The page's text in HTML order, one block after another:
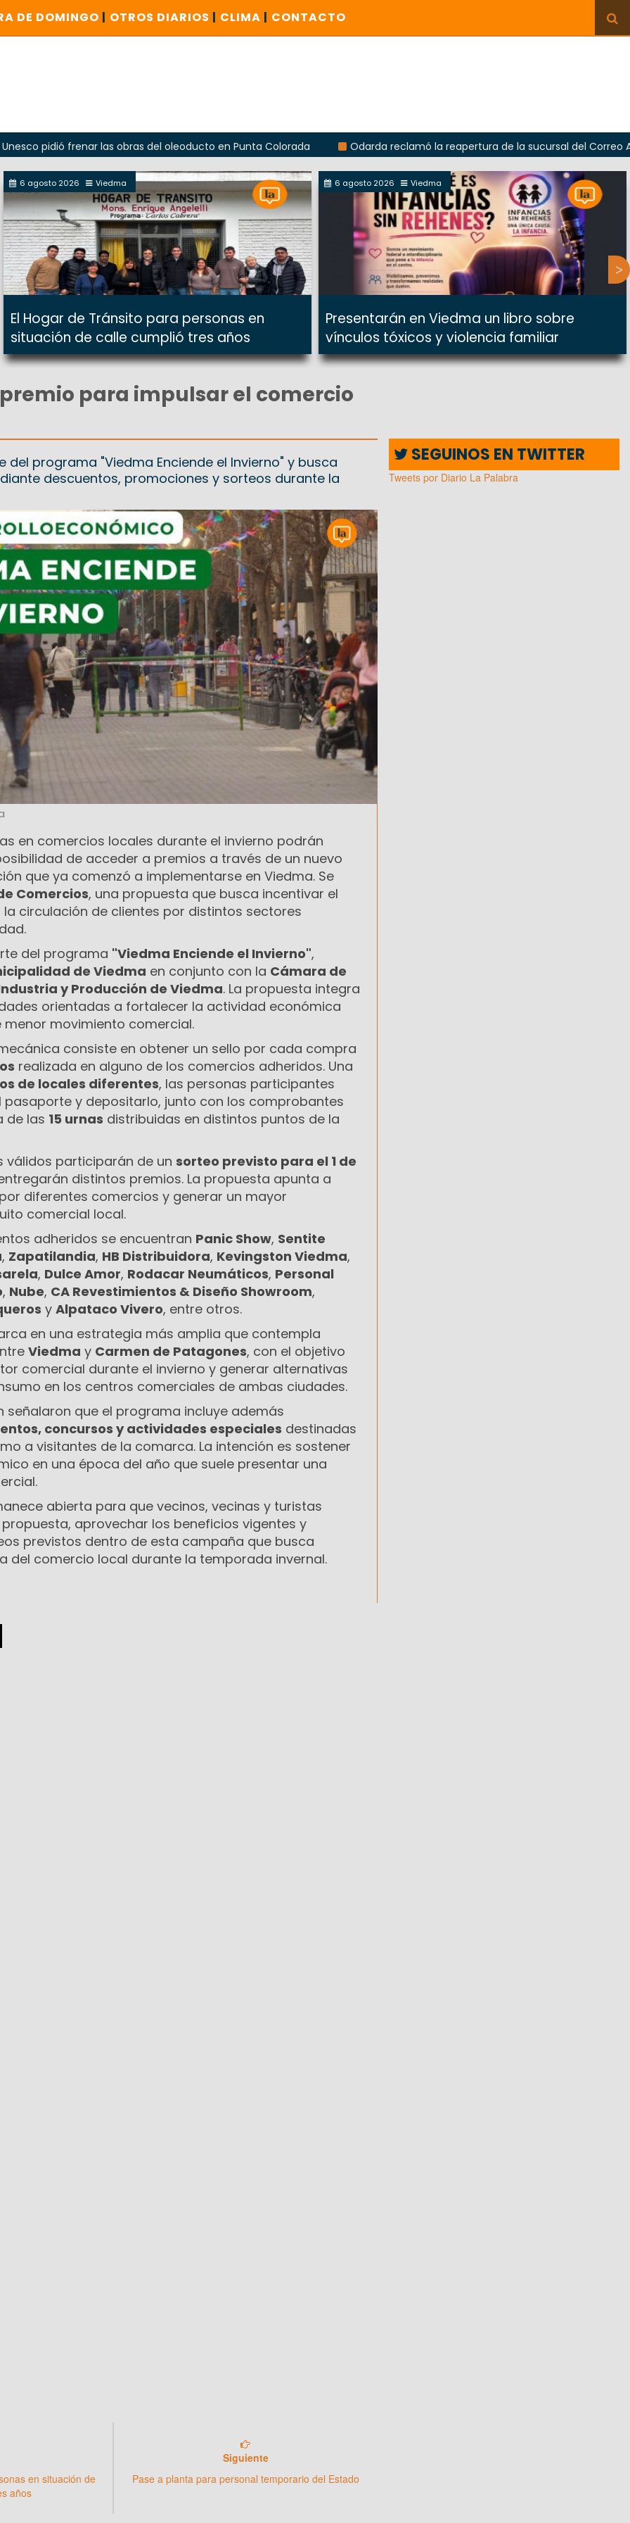
DE DOMINGO | OTROS DIARIOS | CLIMA | CONTACTO
frenar las obras del oleoducto en Punta Colorada
Odarda reclamó la reapertura de la sucursal del Correo Argentino
6 agosto 2026 Viedma
El Hogar de Tránsito para personas en
situación de calle cumplió tres años
6 agosto 2026 Viedma
Presentarán en Viedma un libro sobre
vínculos tóxicos y violencia familiar
para impulsar el comercio
del programa "Viedma Enciende el Invierno" y busca
descuentos, promociones y sorteos durante la
en comercios locales durante el invierno podrán
de acceder a premios a través de un nuevo
que ya comenzó a implementarse en Viedma. Se
Comercios, una propuesta que busca incentivar el
circulación de clientes por distintos sectores
del programa "Viedma Enciende el Invierno",
de Viedma en conjunto con la Cámara de
y Producción de Viedma. La propuesta integra
orientadas a fortalecer la actividad económica
menor movimiento comercial.
consiste en obtener un sello por cada compra
realizada en alguno de los comercios adheridos. Una
de locales diferentes, las personas participantes
y depositarlo, junto con los comprobantes
de las 15 urnas distribuidas en distintos puntos de la
válidos participarán de un sorteo previsto para el 1 de
distintos premios. La propuesta apunta a
diferentes comercios y generar un mayor
comercial local.
adheridos se encuentran Panic Show, Sentite
, Zapatilandia, HB Distribuidora, Kevingston Viedma,
, Dulce Amor, Rodacar Neumáticos, Personal
, Nube, CA Revestimientos & Diseño Showroom,
y Alpataco Vivero, entre otros.
en una estrategia más amplia que contempla
Viedma y Carmen de Patagones, con el objetivo
comercial durante el invierno y generar alternativas
en los centros comerciales de ambas ciudades.
señalaron que el programa incluye además
concursos y actividades especiales destinadas
a visitantes de la comarca. La intención es sostener
en una época del año que suele presentar una
abierta para que vecinos, vecinas y turistas
aprovechar los beneficios vigentes y
previstos dentro de esta campaña que busca
del comercio local durante la temporada invernal.
en situación de
años
Siguiente
Pase a planta para personal temporario del Estado
SEGUINOS EN TWITTER
Tweets por Diario La Palabra